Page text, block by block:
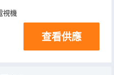
視機
查看供應